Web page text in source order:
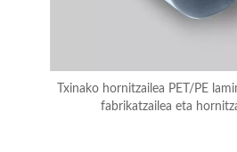
Txinako hornitzailea PET/PE
fabrikatzailea eta